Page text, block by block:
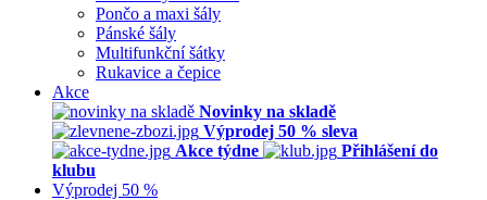
Pončo a maxi šály
Pánské šály
Multifunkční šátky
Rukavice a čepice
Akce
Novinky na skladě
Výprodej 50 % sleva
Akce týdne
Přihlášení do
klubu
Výprodej 50 %